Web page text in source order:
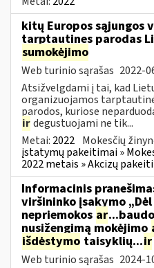
kitų Europos sąjungos
tarptautines parodas
sumokėjimo
Web turinio sąrašas 2022-
Atsižvelgdami į tai, kad
organizuojamos
parodos, kuriose
irdegustuojami ne tik...
Metai: 2022 Mokesčių
įstatymų pakeitimai »
2022 metais » Akcizų
Informacinis
viršininko įsakymo
nepriemokos ar
nusižengimą mokėjimo
išdėstymo taisyklių...ir
Web turinio sąrašas 2024-